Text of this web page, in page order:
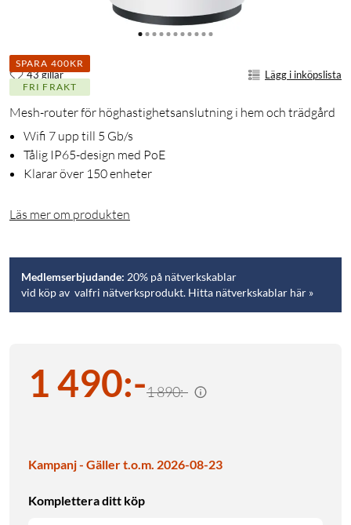
SPARA 400KR
FRI FRAKT
43 gillar Lägg i inköpslista
Mesh-router för höghastighetsanslutning i hem och trädgård
Wifi 7 upp till 5 Gb/s
Tålig IP65-design med PoE
Klarar över 150 enheter
Läs mer om produkten
Medlemserbjudande: 20% på nätverkskablar
vid köp av valfri nätverksprodukt. Hitta nätverkskablar här »
1 490:-1 890:-
Kampanj - Gäller t.o.m. 2026-08-23
Komplettera ditt köp